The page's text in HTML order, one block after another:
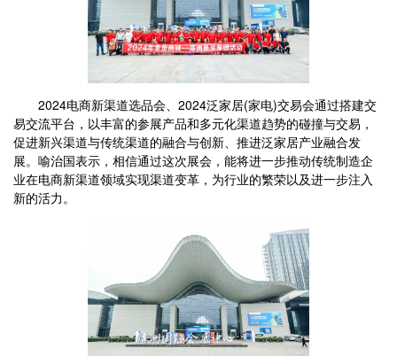
2024电商新渠道选品会、2024泛家居(家电)交易会通过搭建交
易交流平台，以丰富的参展产品和多元化渠道趋势的碰撞与交易，
促进新兴渠道与传统渠道的融合与创新、推进泛家居产业融合发
展。喻治国表示，相信通过这次展会，能将进一步推动传统制造企
业在电商新渠道领域实现渠道变革，为行业的繁荣以及进一步注入
新的活力。